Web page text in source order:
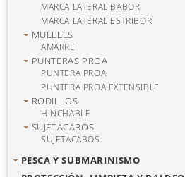
MARCA LATERAL BABOR
MARCA LATERAL ESTRIBOR
MUELLES
AMARRE
PUNTERAS PROA
PUNTERA PROA
PUNTERA PROA EXTENSIBLE
RODILLOS
HINCHABLE
SUJETACABOS
SUJETACABOS
PESCA Y SUBMARINISMO